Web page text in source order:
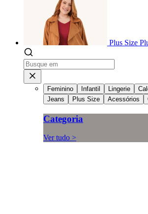
Plus Size
Feminino Infantil Lingerie
Jeans
Plus Size Acessórios
Categoria
Ver tudo >